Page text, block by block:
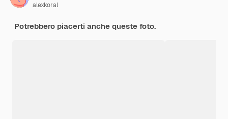
alexkoral
Potrebbero piacerti anche queste foto.